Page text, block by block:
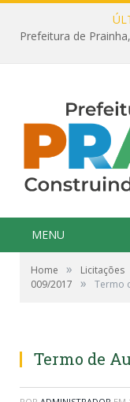
MENU
Home » Licitações
009/2017
» Termo
Termo de